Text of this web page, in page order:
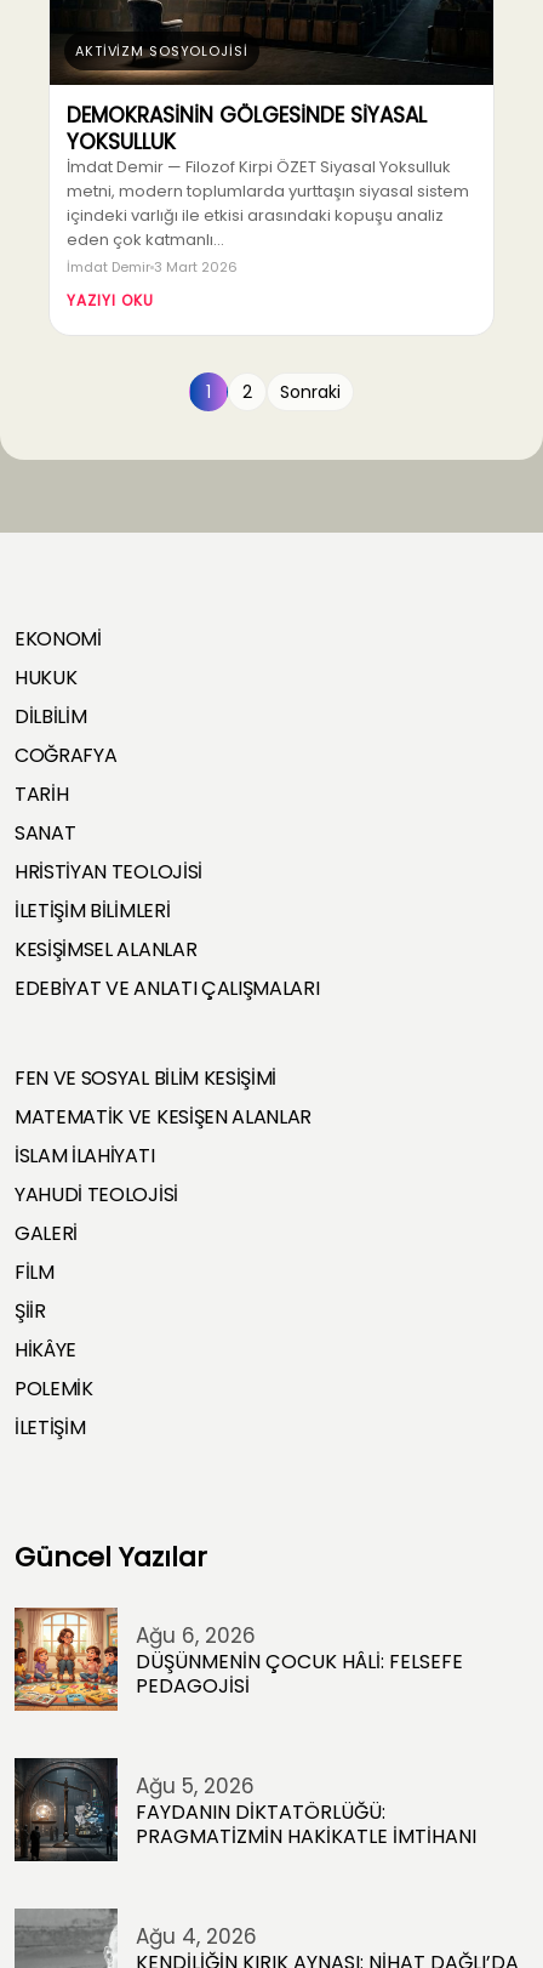
AKTİVİZM SOSYOLOJİSİ
DEMOKRASİNİN GÖLGESİNDE SİYASAL
YOKSULLUK
İmdat Demir — Filozof Kirpi ÖZET Siyasal Yoksulluk
metni, modern toplumlarda yurttaşın siyasal sistem
içindeki varlığı ile etkisi arasındaki kopuşu analiz
eden çok katmanlı…
İmdat Demir 3 Mart 2026
YAZIYI OKU
1 2 Sonraki
EKONOMİ
HUKUK
DİLBİLİM
COĞRAFYA
TARİH
SANAT
HRİSTİYAN TEOLOJİSİ
İLETİŞİM BİLİMLERİ
KESİŞİMSEL ALANLAR
EDEBİYAT VE ANLATI ÇALIŞMALARI
FEN VE SOSYAL BİLİM KESİŞİMİ
MATEMATİK VE KESİŞEN ALANLAR
İSLAM İLAHİYATI
YAHUDİ TEOLOJİSİ
GALERİ
FİLM
ŞİİR
HİKÂYE
POLEMİK
İLETİŞİM
Güncel Yazılar
Ağu 6, 2026
DÜŞÜNMENİN ÇOCUK HÂLİ: FELSEFE
PEDAGOJİSİ
Ağu 5, 2026
FAYDANIN DİKTATÖRLÜĞÜ:
PRAGMATİZMİN HAKİKATLE İMTİHANI
Ağu 4, 2026
KENDİLİĞİN KIRIK AYNASI: NİHAT DAĞLI’DA